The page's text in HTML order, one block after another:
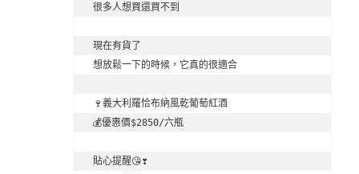
很多人想買還買不到
現在有貨了
想放鬆一下的時候，它真的很適合
🍷義大利羅恰布納風乾葡萄紅酒
💰優惠價$2850/六瓶
貼心提醒😘❣️